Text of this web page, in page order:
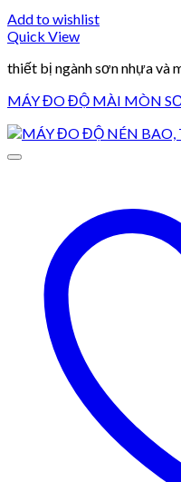
Add to wishlist
Quick View
thiết bị ngành sơn nhựa và
MÁY ĐO ĐỘ MÀI MÒN